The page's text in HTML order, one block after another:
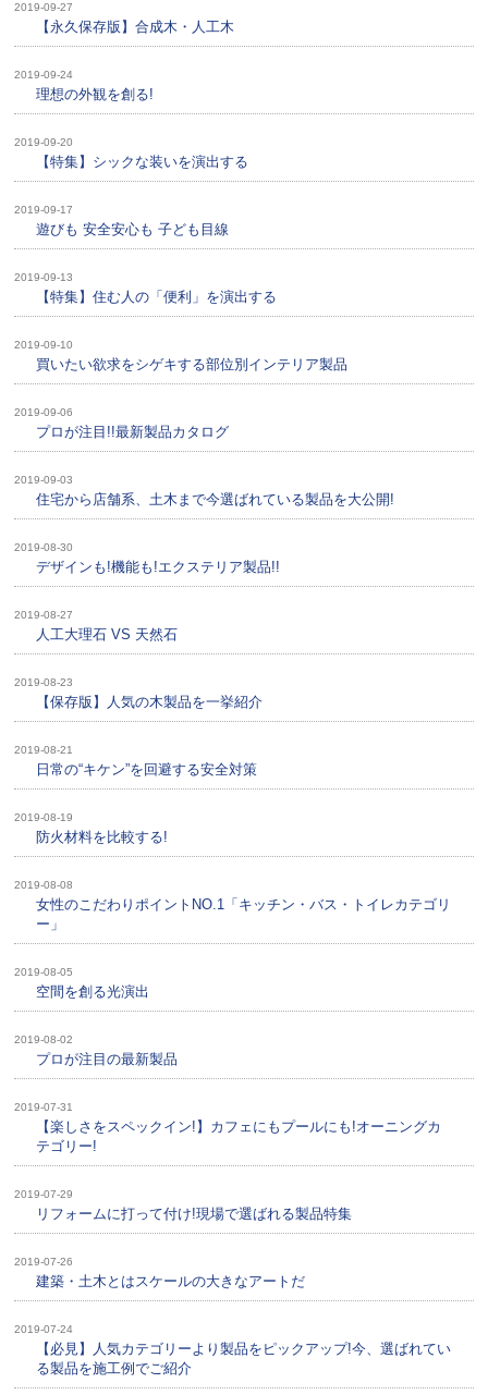
2019-09-27
【永久保存版】合成木・人工木
2019-09-24
理想の外観を創る!
2019-09-20
【特集】シックな装いを演出する
2019-09-17
遊びも 安全安心も 子ども目線
2019-09-13
【特集】住む人の「便利」を演出する
2019-09-10
買いたい欲求をシゲキする部位別インテリア製品
2019-09-06
プロが注目!!最新製品カタログ
2019-09-03
住宅から店舗系、土木まで今選ばれている製品を大公開!
2019-08-30
デザインも!機能も!エクステリア製品!!
2019-08-27
人工大理石 VS 天然石
2019-08-23
【保存版】人気の木製品を一挙紹介
2019-08-21
日常の“キケン”を回避する安全対策
2019-08-19
防火材料を比較する!
2019-08-08
女性のこだわりポイントNO.1「キッチン・バス・トイレカテゴリ
ー」
2019-08-05
空間を創る光演出
2019-08-02
プロが注目の最新製品
2019-07-31
【楽しさをスペックイン!】カフェにもプールにも!オーニングカ
テゴリー!
2019-07-29
リフォームに打って付け!現場で選ばれる製品特集
2019-07-26
建築・土木とはスケールの大きなアートだ
2019-07-24
【必見】人気カテゴリーより製品をピックアップ!今、選ばれてい
る製品を施工例でご紹介